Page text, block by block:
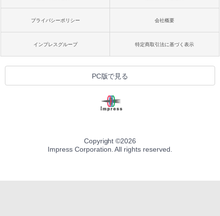
プライバシーポリシー 会社概要
インプレスグループ 特定商取引法に基づく表示
PC版で見る
Copyright ©2026
Impress Corporation. All rights reserved.